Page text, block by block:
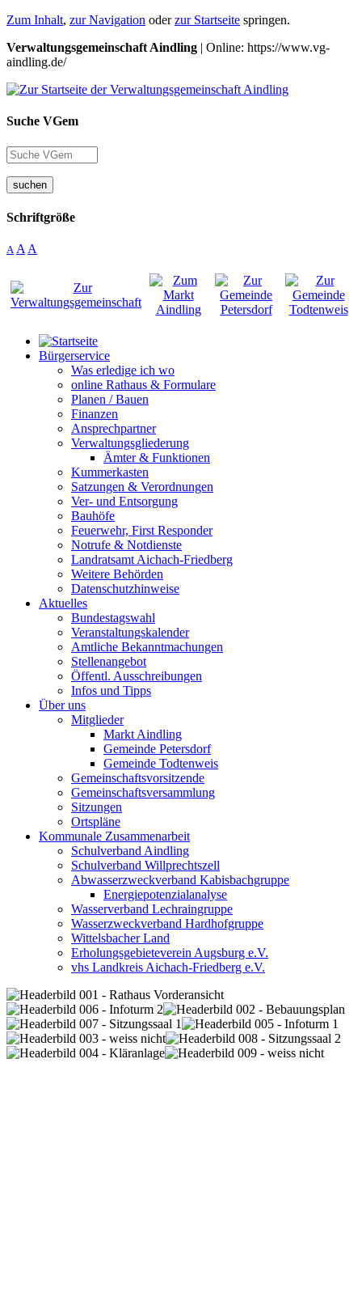
Zum Inhalt, zur Navigation oderzur Startseite springen.
Verwaltungsgemeinschaft Aindling | Online: https://www.vg-
aindling.de/
Suche VGem
suchen
Schriftgröße
A A A
Bürgerservice
Was erledige ich wo
online Rathaus & Formulare
Planen / Bauen
Finanzen
Ansprechpartner
Verwaltungsgliederung
Ämter & Funktionen
Kummerkasten
Satzungen & Verordnungen
Ver- und Entsorgung
Bauhöfe
Feuerwehr, First Responder
Notrufe & Notdienste
Landratsamt Aichach-Friedberg
Weitere Behörden
Datenschutzhinweise
Aktuelles
Bundestagswahl
Veranstaltungskalender
Amtliche Bekanntmachungen
Stellenangebot
Öffentl. Ausschreibungen
Infos und Tipps
Über uns
Mitglieder
Markt Aindling
Gemeinde Petersdorf
Gemeinde Todtenweis
Gemeinschaftsvorsitzende
Gemeinschaftsversammlung
Sitzungen
Ortspläne
Kommunale Zusammenarbeit
Schulverband Aindling
Schulverband Willprechtszell
Abwasserzweckverband Kabisbachgruppe
Energiepotenzialanalyse
Wasserverband Lechraingruppe
Wasserzweckverband Hardhofgruppe
Wittelsbacher Land
Erholungsgebieteverein Augsburg e.V.
vhs Landkreis Aichach-Friedberg e.V.